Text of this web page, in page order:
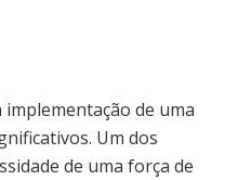
de uma
Um dos
de uma força de